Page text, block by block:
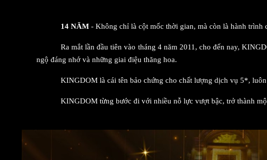
14 NĂM - Không chỉ là cột mốc thời gian, mà còn là hành trình
Ra mắt lần đầu tiên vào tháng 4 năm 2011, cho đến nay,
ngộ đáng nhớ và những giai điệu thăng hoa.
KINGDOM là cái tên bảo chứng cho chất lượng dịch vụ 5*,
KINGDOM từng bước đi với nhiều nỗ lực vượt bậc, trở thành